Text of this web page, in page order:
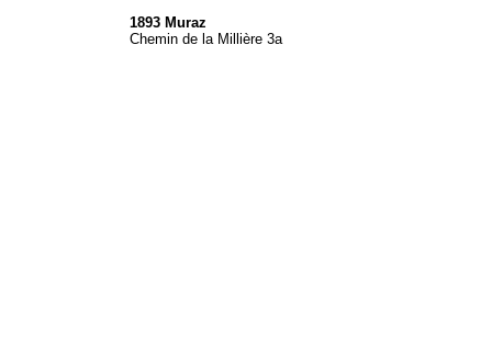
1893 Muraz
Chemin de la Millière 3a